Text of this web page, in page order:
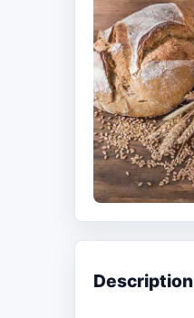
Description